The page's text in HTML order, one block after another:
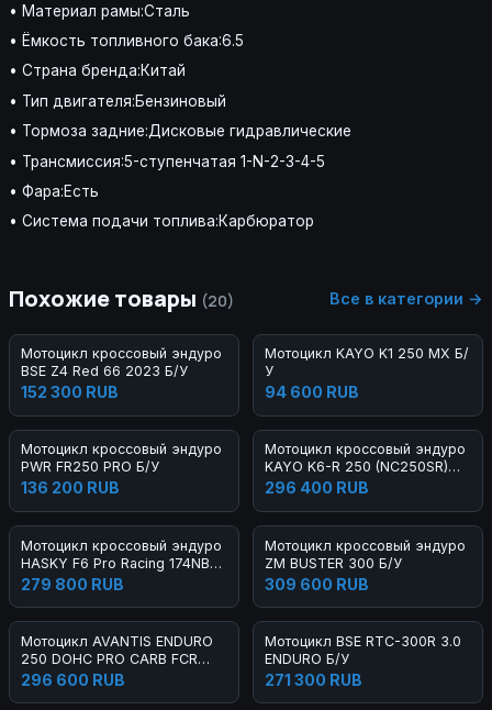
• Материал рамы:Сталь
• Ёмкость топливного бака:6.5
• Страна бренда:Китай
• Тип двигателя:Бензиновый
• Тормоза задние:Дисковые гидравлические
• Трансмиссия:5-ступенчатая 1-N-2-3-4-5
• Фара:Есть
• Система подачи топлива:Карбюратор
Похожие товары (20) Все в категории →
Мотоцикл кроссовый эндуро
BSE Z4 Red 66 2023 Б/У
152 300 RUB
Мотоцикл KAYO K1 250 MX Б/
У
94 600 RUB
Мотоцикл кроссовый эндуро
PWR FR250 PRO Б/У
136 200 RUB
Мотоцикл кроссовый эндуро
KAYO K6-R 250 (NC250SR)
FCR 21/18 Б/У
296 400 RUB
Мотоцикл кроссовый эндуро
HASKY F6 Pro Racing 174NB
300 2023 Б/У
279 800 RUB
Мотоцикл кроссовый эндуро
ZM BUSTER 300 Б/У
309 600 RUB
Мотоцикл AVANTIS ENDURO
250 DOHC PRO CARB FCR
EXCLUSIVE ARS Б/У
296 600 RUB
Мотоцикл BSE RTC-300R 3.0
ENDURO Б/У
271 300 RUB